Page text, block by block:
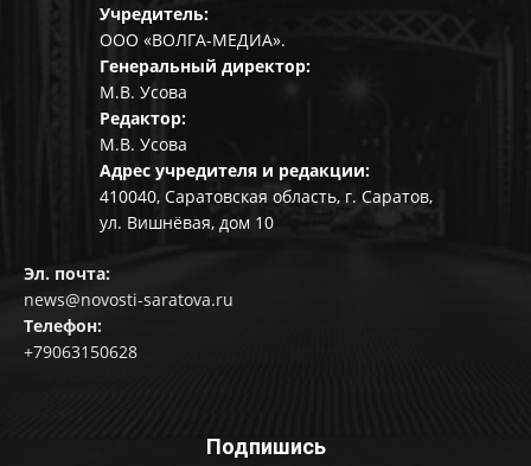
Учредитель:
ООО «ВОЛГА-МЕДИА».
Генеральный директор:
М.В. Усова
Редактор:
М.В. Усова
Адрес учредителя и редакции:
410040, Саратовская область, г. Саратов,
ул. Вишнёвая, дом 10
Эл. почта:
news@novosti-saratova.ru
Телефон:
+79063150628
Подпишись